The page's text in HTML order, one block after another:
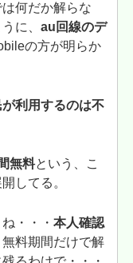
何だか解らな
に、au回線のデ
の方が明らか
利用するのは不
無料という、こ
してる。
・・・本人確認
料期間だけで解